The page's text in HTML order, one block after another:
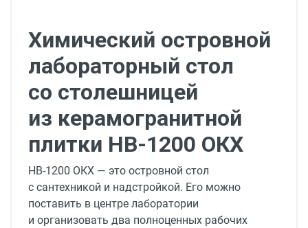
Химический островной
лабораторный стол
со столешницей
из керамогранитной
плитки НВ-1200 ОКХ
НВ-1200 ОКХ — это островной стол
с сантехникой и надстройкой. Его можно
поставить в центре лаборатории
и организовать два полноценных рабочих